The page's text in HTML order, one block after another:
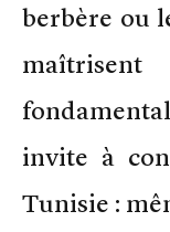
berbère ou
invite à
Tunisie :